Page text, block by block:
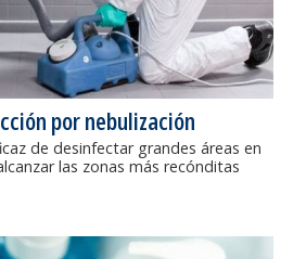
por nebulización
de desinfectar grandes áreas en
las zonas más recónditas